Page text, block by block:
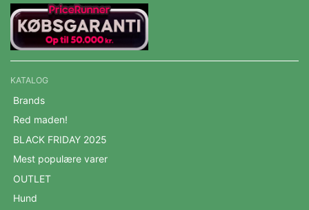
KATALOG
Brands
Red maden!
BLACK FRIDAY 2025
Mest populære varer
OUTLET
Hund